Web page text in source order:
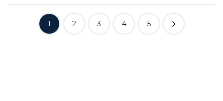
1 2 3 4 5